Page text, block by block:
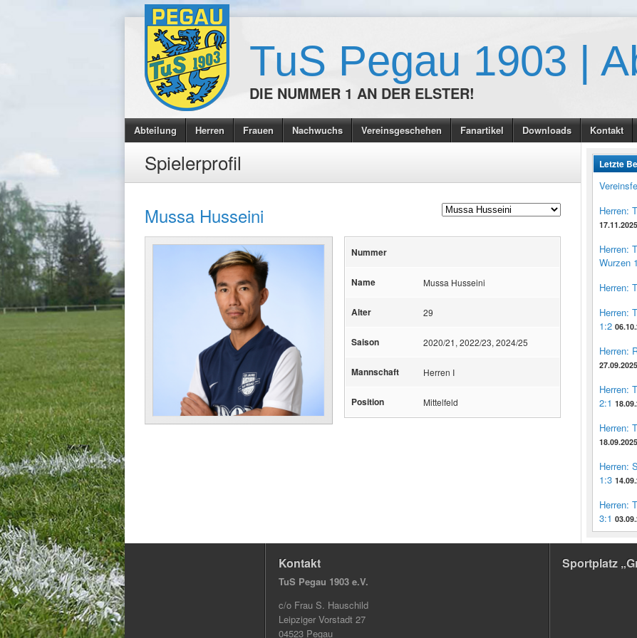
TuS Pegau 1903 |
DIE NUMMER 1 AN DER ELSTER!
Abteilung Herren Frauen Nachwuchs Vereinsgeschehen Fanartikel Downloads Kontakt
Spielerprofil
Mussa Husseini
Nummer
Name Mussa Husseini
Alter 29
Saison 2020/21, 2022/23, 2024/25
Mannschaft Herren I
Position Mittelfeld
Letzte
Herren:
17.11.2025
Herren:
Wurzen
Herren:
Herren:
1:2
Herren:
27.09.2025
Herren:
2:1
Herren:
18.09.2025
Herren:
1:3
Herren:
3:1
Kontakt
TuS Pegau 1903 e.V.
c/o Frau S. Hauschild
Leipziger Vorstadt 27
04523 Pegau
Sportplatz